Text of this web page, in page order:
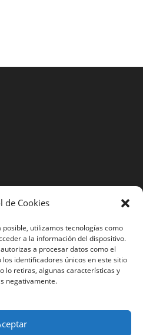
de Cookies
utilizamos tecnologías como
a la información del dispositivo.
a procesar datos como el
identificadores únicos en este sitio
lo retiras, algunas características y
negativamente.